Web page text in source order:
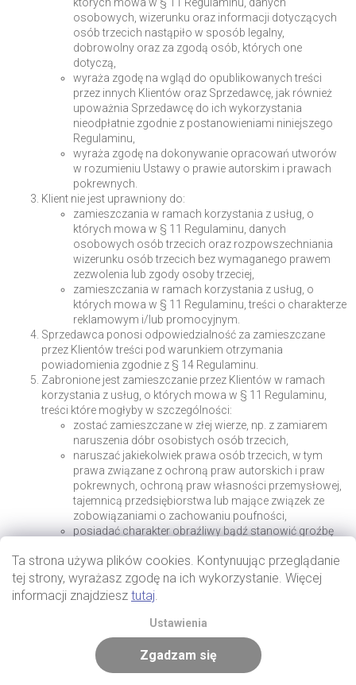
Ta strona używa plików cookies. Kontynuując przeglądanie
tej strony, wyrażasz zgodę na ich wykorzystanie. Więcej
informacji znajdziesz tutaj.
Ustawienia
Zgadzam się
osobowych, wizerunku oraz informacji dotyczących
osób trzecich nastąpiło w sposób legalny,
dobrowolny oraz za zgodą osób, których one
dotyczą,
wyraża zgodę na wgląd do opublikowanych treści
przez innych Klientów oraz Sprzedawcę, jak również
upoważnia Sprzedawcę do ich wykorzystania
nieodpłatnie zgodnie z postanowieniami niniejszego
Regulaminu,
wyraża zgodę na dokonywanie opracowań utworów
w rozumieniu Ustawy o prawie autorskim i prawach
pokrewnych.
Klient nie jest uprawniony do:
zamieszczania w ramach korzystania z usług, o
których mowa w § 11 Regulaminu, danych
osobowych osób trzecich oraz rozpowszechniania
wizerunku osób trzecich bez wymaganego prawem
zezwolenia lub zgody osoby trzeciej,
zamieszczania w ramach korzystania z usług, o
których mowa w § 11 Regulaminu, treści o charakterze
reklamowym i/lub promocyjnym.
Sprzedawca ponosi odpowiedzialność za zamieszczane
przez Klientów treści pod warunkiem otrzymania
powiadomienia zgodnie z § 14 Regulaminu.
Zabronione jest zamieszczanie przez Klientów w ramach
korzystania z usług, o których mowa w § 11 Regulaminu,
treści które mogłyby w szczególności:
zostać zamieszczane w złej wierze, np. z zamiarem
naruszenia dóbr osobistych osób trzecich,
naruszać jakiekolwiek prawa osób trzecich, w tym
prawa związane z ochroną praw autorskich i praw
pokrewnych, ochroną praw własności przemysłowej,
tajemnicą przedsiębiorstwa lub mające związek ze
zobowiązaniami o zachowaniu poufności,
posiadać charakter obraźliwy bądź stanowić groźbę
naruszające dobre obyczaje (np. poprzez użycie
wulgaryzmów lub określeń powszechnie uznawanych
za obraźliwe),
pozostawać w sprzeczności z interesem Sprzedawcy,
naruszać w inny sposób postanowienia Regulaminu,
dobre obyczaje, przepisy obowiązującego prawa,
normy społeczne lub obyczajowe.
W przypadku otrzymania powiadomienia zgodnie z § 14